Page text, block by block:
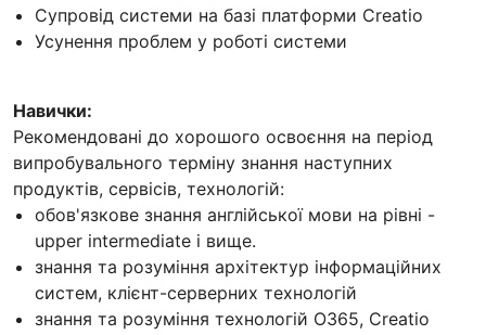
Супровід системи на базі платформи Creatio
Усунення проблем у роботі системи
Навички:
Рекомендовані до хорошого освоєння на період
випробувального терміну знання наступних
продуктів, сервісів, технологій:
обов'язкове знання англійської мови на рівні -
upper intermediate і вище.
знання та розуміння архітектур інформаційних
систем, клієнт-серверних технологій
знання та розуміння технологій О365, Creatio